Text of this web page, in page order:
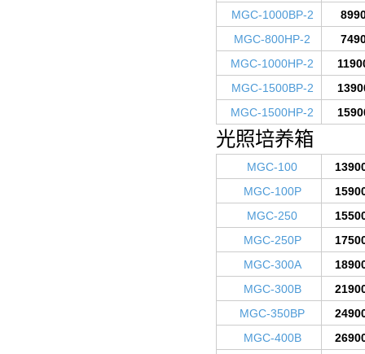
MGC-1000BP-2
MGC-800HP-2
MGC-1000HP-2
MGC-1500BP-2
MGC-1500HP-2
光照培养箱
MGC-100
MGC-100P
MGC-250
MGC-250P
MGC-300A
MGC-300B
MGC-350BP
MGC-400B